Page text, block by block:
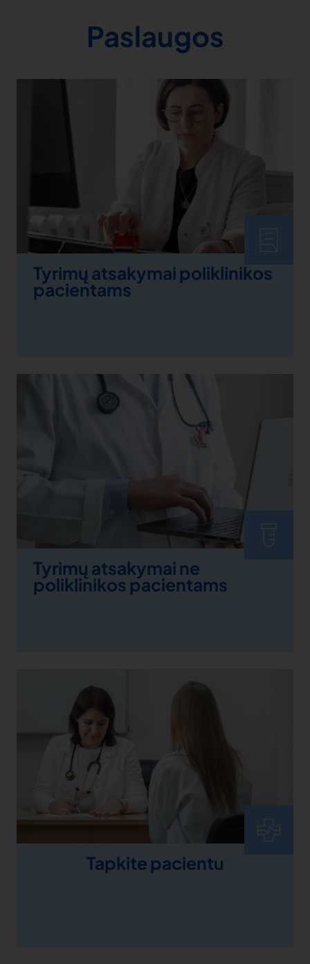
Paslaugos
Tyrimų atsakymai poliklinikos
pacientams
Tyrimų atsakymai ne
poliklinikos pacientams
Tapkite pacientu